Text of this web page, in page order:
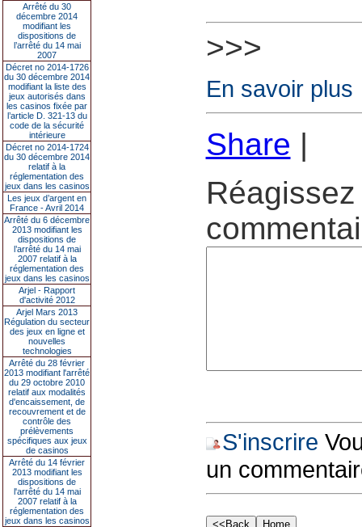
Arrêté du 30
décembre 2014
modifiant les
dispositions de
l’arrêté du 14 mai
2007
Décret no 2014-1726
du 30 décembre 2014
modifiant la liste des
jeux autorisés dans
les casinos fixée par
l’article D. 321-13 du
code de la sécurité
intérieure
Décret no 2014-1724
du 30 décembre 2014
relatif à la
réglementation des
jeux dans les casinos
Les jeux d’argent en
France - Avril 2014
Arrêté du 6 décembre
2013 modifiant les
dispositions de
l’arrêté du 14 mai
2007 relatif à la
réglementation des
jeux dans les casinos
Arjel - Rapport
d'activité 2012
Arjel Mars 2013
Régulation du secteur
des jeux en ligne et
nouvelles
technologies
Arrêté du 28 février
2013 modifiant l'arrêté
du 29 octobre 2010
relatif aux modalités
d'encaissement, de
recouvrement et de
contrôle des
prélèvements
spécifiques aux jeux
de casinos
Arrêté du 14 février
2013 modifiant les
dispositions de
l'arrêté du 14 mai
2007 relatif à la
réglementation des
jeux dans les casinos
>>>
En savoir plus
Share |
S'inscrire
un